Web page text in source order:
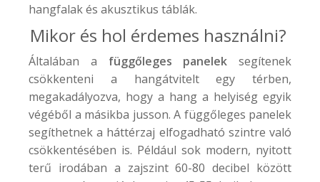
hangfalak és akusztikus táblák.
Mikor és hol érdemes használni?
Általában a függőleges panelek segítenek
csökkenteni a hangátvitelt egy térben,
megakadályozva, hogy a hang a helyiség egyik
végéből a másikba jusson. A függőleges panelek
segíthetnek a háttérzaj elfogadható szintre való
csökkentésében is. Például sok modern, nyitott
terű irodában a zajszint 60-80 decibel között